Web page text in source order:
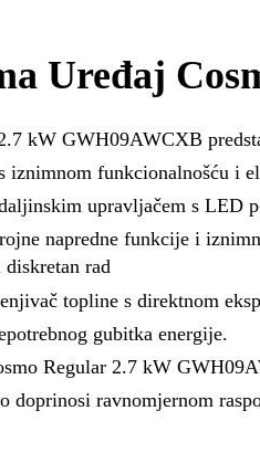
Uređaj
kW GWH09AWCXB
iznimnom funkcionalnošću i
upravljačem s LED
napredne funkcije i
rad
topline s direktnom
gubitka energije.
Regular 2.7 kW
doprinosi ravnomjernom